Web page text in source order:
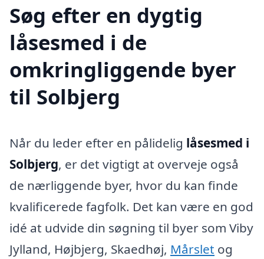
Søg efter en dygtig
låsesmed i de
omkringliggende byer
til Solbjerg
Når du leder efter en pålidelig låsesmed i
Solbjerg, er det vigtigt at overveje også
de nærliggende byer, hvor du kan finde
kvalificerede fagfolk. Det kan være en god
idé at udvide din søgning til byer som Viby
Jylland, Højbjerg, Skaedhøj, Mårslet og